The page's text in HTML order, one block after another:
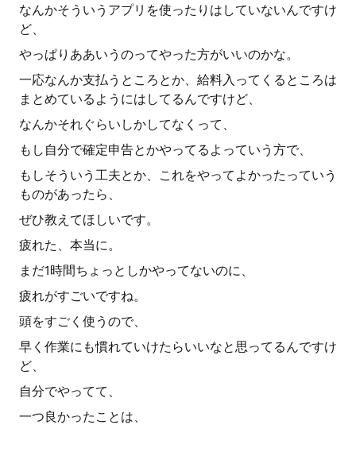
なんかそういうアプリを使ったりはしていないんですけ
ど、
やっぱりああいうのってやった方がいいのかな。
一応なんか支払うところとか、給料入ってくるところは
まとめているようにはしてるんですけど、
なんかそれぐらいしかしてなくって、
もし自分で確定申告とかやってるよっていう方で、
もしそういう工夫とか、これをやってよかったっていう
ものがあったら、
ぜひ教えてほしいです。
疲れた、本当に。
まだ1時間ちょっとしかやってないのに、
疲れがすごいですね。
頭をすごく使うので、
早く作業にも慣れていけたらいいなと思ってるんですけ
ど、
自分でやってて、
一つ良かったことは、